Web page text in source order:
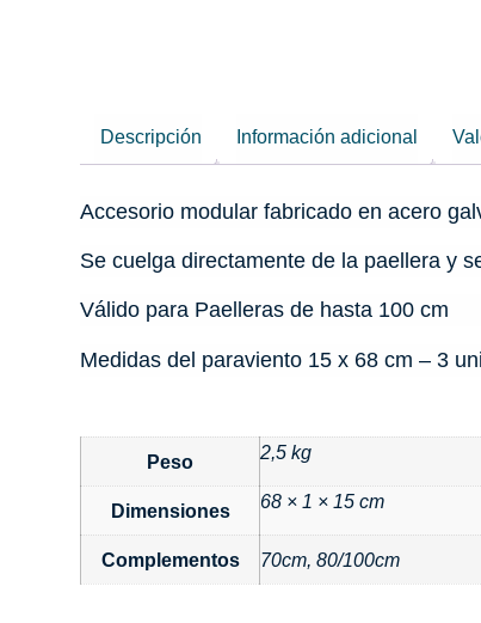
Descripción Información adicional
Accesorio modular fabricado en acero
Se cuelga directamente de la paellera y
Válido para Paelleras de hasta 100 cm
Medidas del paraviento 15 x 68 cm – 3
Peso 2,5 kg
Dimensiones 68 × 1 × 15 cm
Complementos 70cm, 80/100cm